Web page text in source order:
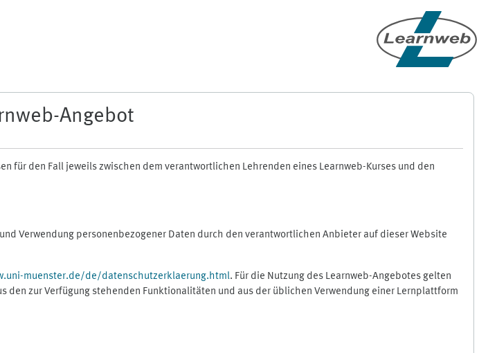
Angebot
für den Fall jeweils zwischen dem verantwortlichen Lehrenden eines Learnweb-Kurses und den
Verwendung personenbezogener Daten durch den verantwortlichen Anbieter auf dieser Website
muenster.de/de/datenschutzerklaerung.html. Für die Nutzung des Learnweb-Angebotes gelten
zur Verfügung stehenden Funktionalitäten und aus der üblichen Verwendung einer Lernplattform